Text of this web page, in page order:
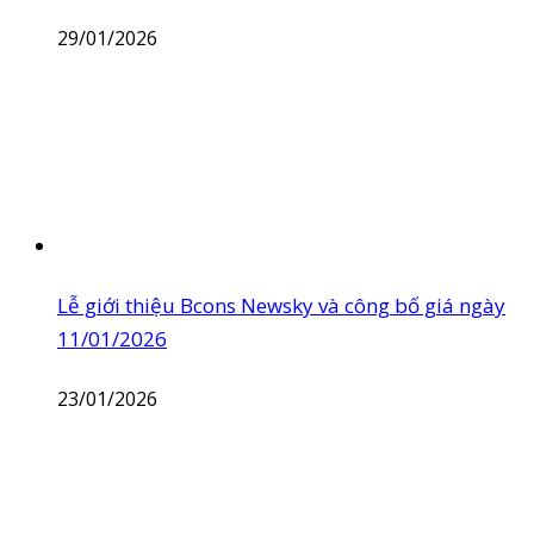
29/01/2026
Lễ giới thiệu Bcons Newsky và công bố giá ngày
11/01/2026
23/01/2026